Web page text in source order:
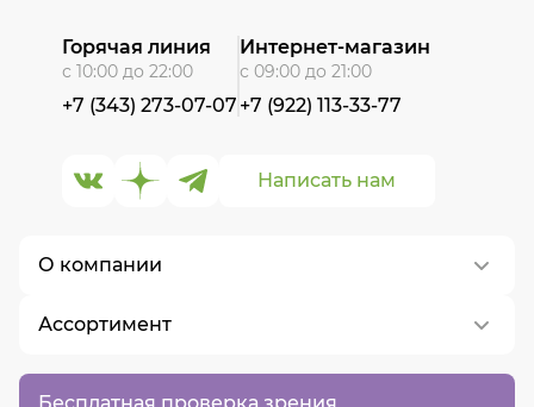
Бесплатная проверка зрения
О компании
О нас
Контакты
Ассортимент
Написать нам
Горячая линия
с 10:00 до 22:00
+7 (343) 273-07-07
Интернет-магазин
с 09:00 до 21:00
+7 (922) 113-33-77